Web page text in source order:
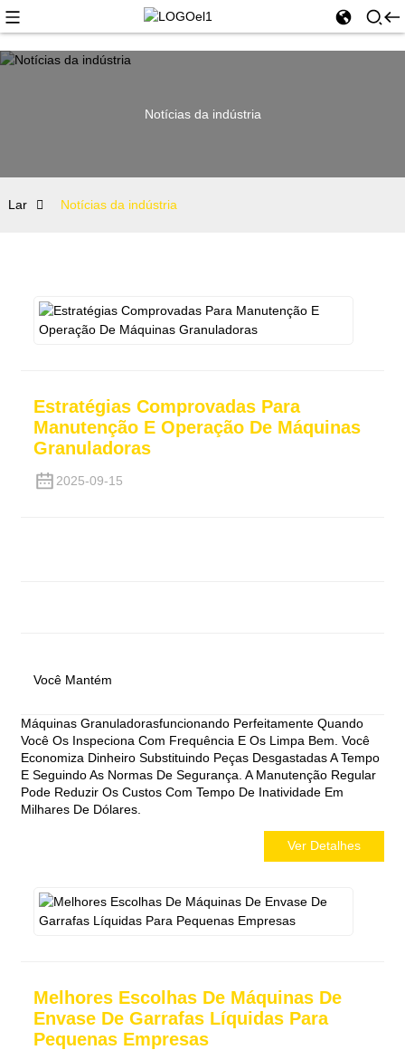
Notícias da indústria
Lar Notícias da indústria
Estratégias Comprovadas Para
Manutenção E Operação De Máquinas
Granuladoras
2025-09-15
Você Mantém
Máquinas GranuladorasFuncionando Perfeitamente Quando
Você Os Inspeciona Com Frequência E Os Limpa Bem. Você
Economiza Dinheiro Substituindo Peças Desgastadas A Tempo
E Seguindo As Normas De Segurança. A Manutenção Regular
Pode Reduzir Os Custos Com Tempo De Inatividade Em
Milhares De Dólares.
Ver Detalhes
Melhores Escolhas De Máquinas De
Envase De Garrafas Líquidas Para
Pequenas Empresas